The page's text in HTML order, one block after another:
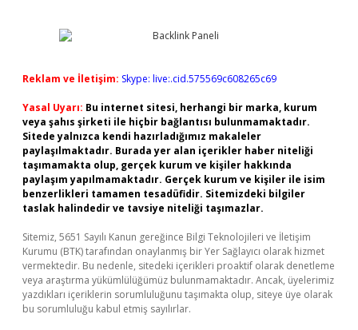
Reklam ve İletişim: Skype: live:.cid.575569c608265c69
Yasal Uyarı: Bu internet sitesi, herhangi bir marka, kurum
veya şahıs şirketi ile hiçbir bağlantısı bulunmamaktadır.
Sitede yalnızca kendi hazırladığımız makaleler
paylaşılmaktadır. Burada yer alan içerikler haber niteliği
taşımamakta olup, gerçek kurum ve kişiler hakkında
paylaşım yapılmamaktadır. Gerçek kurum ve kişiler ile isim
benzerlikleri tamamen tesadüfidir. Sitemizdeki bilgiler
taslak halindedir ve tavsiye niteliği taşımazlar.
Sitemiz, 5651 Sayılı Kanun gereğince Bilgi Teknolojileri ve İletişim
Kurumu (BTK) tarafından onaylanmış bir Yer Sağlayıcı olarak hizmet
vermektedir. Bu nedenle, sitedeki içerikleri proaktif olarak denetleme
veya araştırma yükümlülüğümüz bulunmamaktadır. Ancak, üyelerimiz
yazdıkları içeriklerin sorumluluğunu taşımakta olup, siteye üye olarak
bu sorumluluğu kabul etmiş sayılırlar.